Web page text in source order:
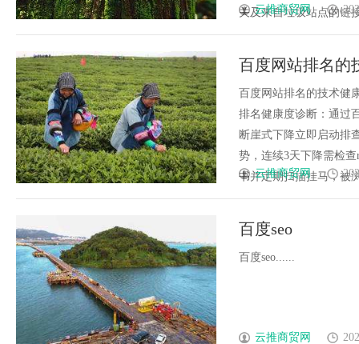
关及来自垃圾站点的链
云推商贸网
百度网站排名的
百度网站排名的技术健
排名健康度诊断：通过
断崖式下降立即启动排
势，连续3天下降需检
书并定期扫描挂马，被
云推商贸网
百度seo
百度seo......
云推商贸网